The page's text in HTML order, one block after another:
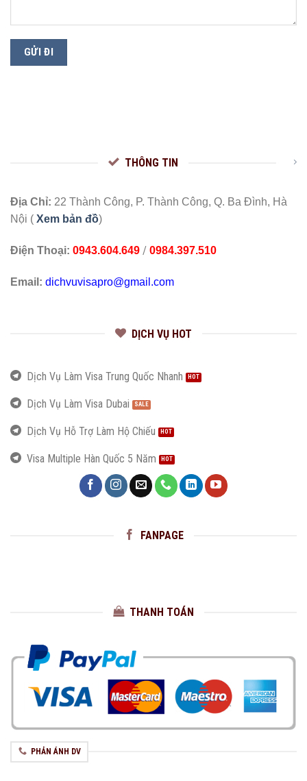
THÔNG TIN
Địa Chỉ: 22 Thành Công, P. Thành Công, Q. Ba Đình, Hà
Nội ( Xem bản đồ)
Điện Thoại: 0943.604.649 / 0984.397.510
Email: dichvuvisapro@gmail.com
DỊCH VỤ HOT
Dịch Vụ Làm Visa Trung Quốc Nhanh
Dịch Vụ Làm Visa Dubai
Dịch Vụ Hỗ Trợ Làm Hộ Chiếu
Visa Multiple Hàn Quốc 5 Năm
FANPAGE
THANH TOÁN
PHẢN ÁNH DV